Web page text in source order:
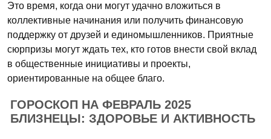
Это время, когда они могут удачно вложиться в
коллективные начинания или получить финансовую
поддержку от друзей и единомышленников. Приятные
сюрпризы могут ждать тех, кто готов внести свой вклад
в общественные инициативы и проекты,
ориентированные на общее благо.
ГОРОСКОП НА ФЕВРАЛЬ 2025
БЛИЗНЕЦЫ: ЗДОРОВЬЕ И АКТИВНОСТЬ